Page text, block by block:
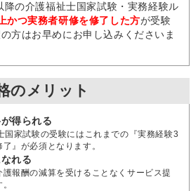
の介護福祉士国家試験・実務経験ル
かつ実務者研修を修了した方が受験
方はお早めにお申し込みくださいま
のメリット
得られる
国家試験の受験にはこれまでの『実務経験3
』が必須となります。
れる
報酬の減算を受けることなくサービス提